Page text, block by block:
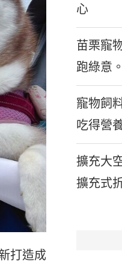
打造成
心
苗栗寵
跑綠意
寵物飼
吃得營
擴充大
擴充式